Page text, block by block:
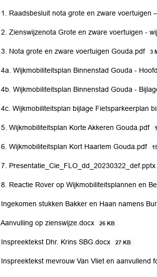
1. Raadsbesluit nota grote en zware voertuigen
2. Zienswijzenota Grote en zware voertuigen -
3. Nota grote en zware voertuigen Gouda.pdf 3
4a. Wijkmobiliteitsplan Binnenstad Gouda -
4b. Wijkmobiliteitsplan Binnenstad Gouda -
4c. Wijkmobiliteitsplan bijlage Fietsparkeerplan
5. Wijkmobiliteitsplan Korte Akkeren Gouda.pdf
6. Wijkmobiliteitsplan Kort Haarlem Gouda.pdf
7. Presentatie_Cie_FLO_dd_20230322_def.pptx
8. Reactie Rover op Wijkmobiliteitsplannen en
Ingekomen stukken Bakker en Haan namens
Aanvulling op zienswijze.docx 26 KB
Inspreektekst Dhr. Krins SBG.docx 27 KB
Inspreektekst mevrouw Van Vliet en aanvullend